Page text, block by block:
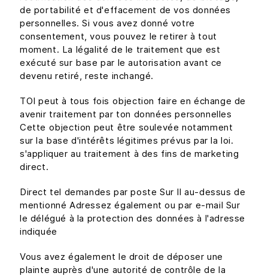
de portabilité et d'effacement de vos données
personnelles. Si vous avez donné votre
consentement, vous pouvez le retirer à tout
moment. La légalité de le traitement que est
exécuté sur base par le autorisation avant ce
devenu retiré, reste inchangé.
TOI peut à tous fois objection faire en échange de
avenir traitement par ton données personnelles
Cette objection peut être soulevée notamment
sur la base d'intérêts légitimes prévus par la loi.
s'appliquer au traitement à des fins de marketing
direct.
Direct tel demandes par poste Sur Il au-dessus de
mentionné Adressez également ou par e-mail Sur
le délégué à la protection des données à l'adresse
indiquée
Vous avez également le droit de déposer une
plainte auprès d'une autorité de contrôle de la